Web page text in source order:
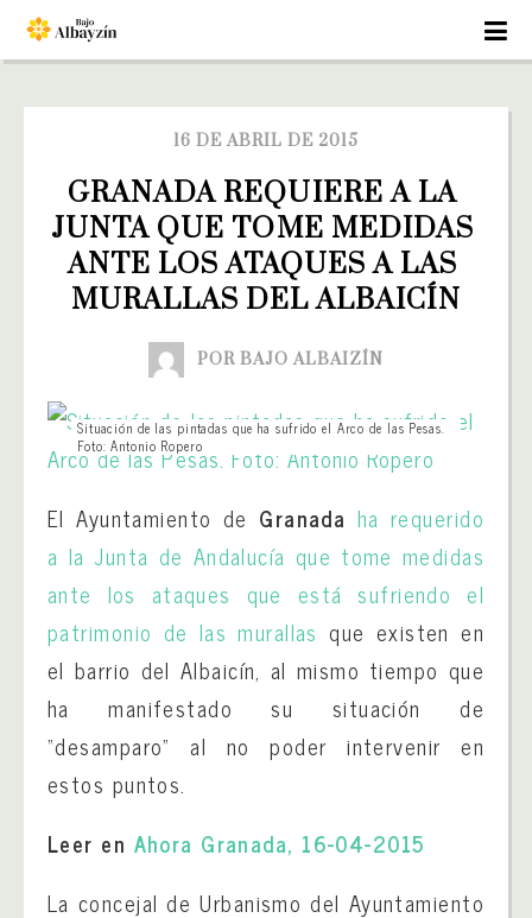
16 DE ABRIL DE 2015
GRANADA REQUIERE A LA
JUNTA QUE TOME MEDIDAS
ANTE LOS ATAQUES A LAS
MURALLAS DEL ALBAICÍN
POR BAJO ALBAIZÍN
Situación de las pintadas que ha sufrido el Arco de las Pesas.
Foto: Antonio Ropero
El Ayuntamiento de Granada ha requerido
a la Junta de Andalucía que tome medidas
ante los ataques que está sufriendo el
patrimonio de las murallas que existen en
el barrio del Albaicín, al mismo tiempo que
ha manifestado su situación de
“desamparo” al no poder intervenir en
estos puntos.
Leer en Ahora Granada, 16-04-2015
La concejal de Urbanismo del Ayuntamiento